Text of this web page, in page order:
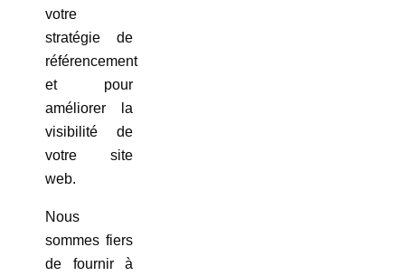
votre
stratégie de
référencement
et pour
améliorer la
visibilité de
votre site
web.
Nous
sommes fiers
de fournir à